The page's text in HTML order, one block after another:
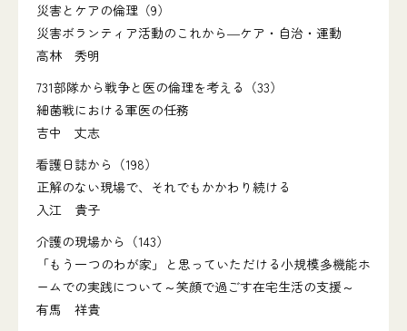
災害とケアの倫理（9）
災害ボランティア活動のこれから―ケア・自治・運動
高林 秀明
731部隊から戦争と医の倫理を考える（33）
細菌戦における軍医の任務
吉中 丈志
看護日誌から（198）
正解のない現場で、それでもかかわり続ける
入江 貴子
介護の現場から（143）
「もう一つのわが家」と思っていただける小規模多機能ホ
ームでの実践について～笑顔で過ごす在宅生活の支援～
有馬 祥貴